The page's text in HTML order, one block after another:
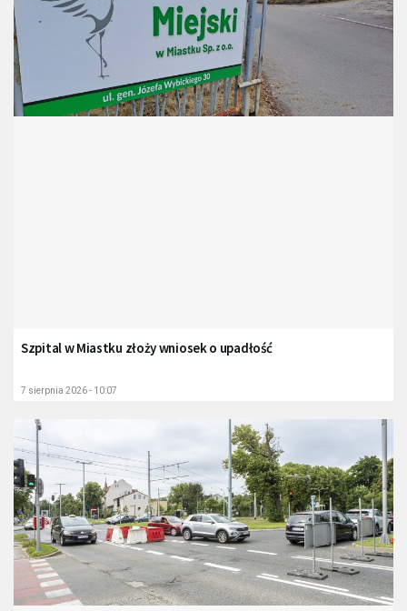
Szpital w Miastku złoży wniosek o upadłość
7 sierpnia 2026 - 10:07